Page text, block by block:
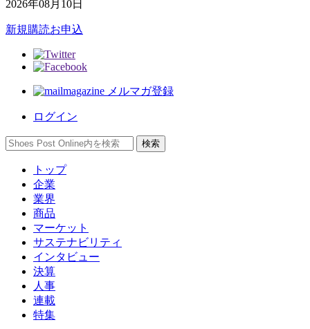
2026年08月10日
新規購読お申込
メルマガ登録
ログイン
トップ
企業
業界
商品
マーケット
サステナビリティ
インタビュー
決算
人事
連載
特集